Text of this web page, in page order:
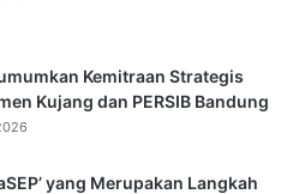
Kemitraan Strategis
Kujang dan PERSIB Bandung
yang Merupakan Langkah